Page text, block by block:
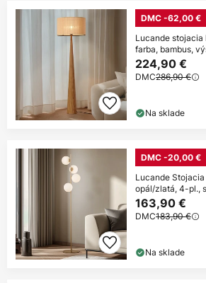
DMC -62,00 €
Lucande stojacia
farba, bambus,
224,90 €
DMC286,90 €
Na sklade
DMC -20,00 €
Lucande
opál/zlatá, 4-pl.,
163,90 €
DMC183,90 €
Na sklade